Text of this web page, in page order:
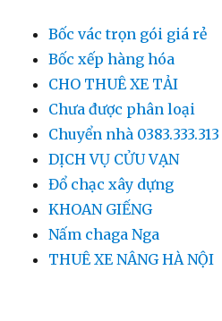
Bốc vác trọn gói giá rẻ
Bốc xếp hàng hóa
CHO THUÊ XE TẢI
Chưa được phân loại
Chuyển nhà 0383.333.313
DỊCH VỤ CỬU VẠN
Đổ chạc xây dựng
KHOAN GIẾNG
Nấm chaga Nga
THUÊ XE NÂNG HÀ NỘI